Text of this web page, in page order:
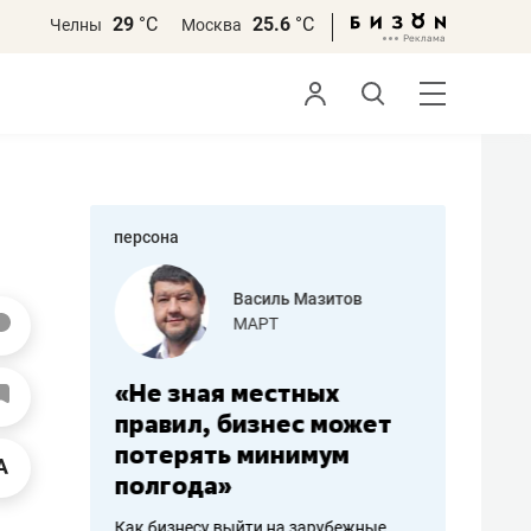
Челны 29 °С Москва 25.6 °С
персона
работа
Василь Мазитов
МАРТ
«Не зная местных
правил, бизнес может
потерять минимум
полгода»